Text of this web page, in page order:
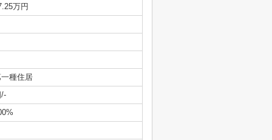
万円
種住居